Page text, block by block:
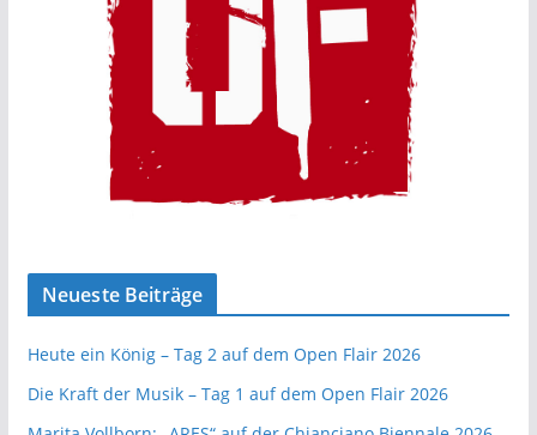
Neueste Beiträge
Heute ein König – Tag 2 auf dem Open Flair 2026
Die Kraft der Musik – Tag 1 auf dem Open Flair 2026